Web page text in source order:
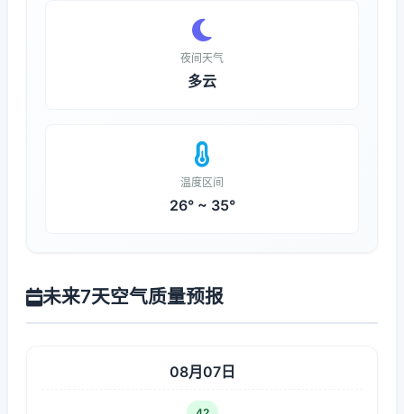
夜间天气
多云
温度区间
26° ~ 35°
未来7天空气质量预报
08月07日